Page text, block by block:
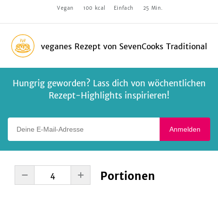
Vegan 100 kcal Einfach 25 Min.
veganes Rezept von SevenCooks Traditional
Hungrig geworden? Lass dich von wöchentlichen
Rezept-Highlights inspirieren!
Anmelden
Portionen